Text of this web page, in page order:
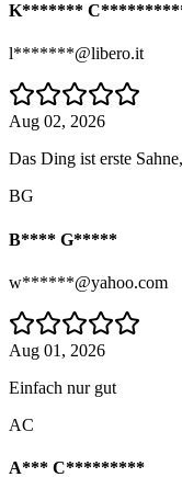
K*******
l*******@libero.it
Aug 02, 2026
Das Ding ist erste
BG
B**** G*****
w******@yahoo.com
Aug 01, 2026
Einfach nur gut
AC
A*** C*********